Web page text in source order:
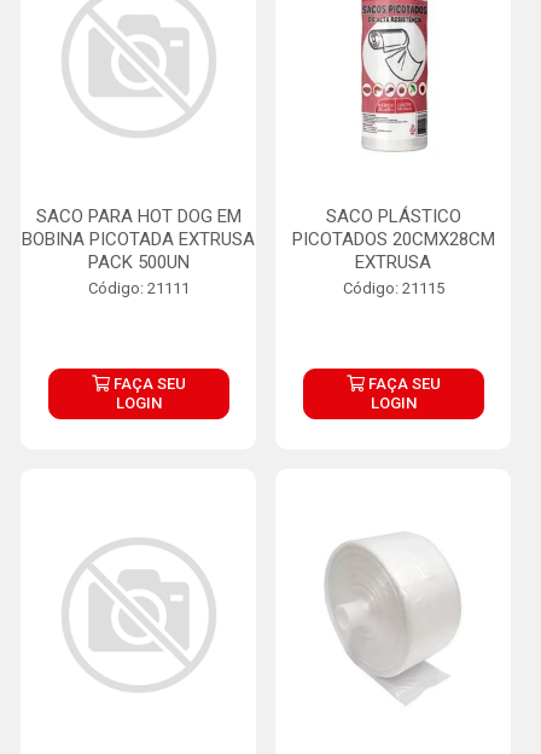
SACO PARA HOT DOG EM
BOBINA PICOTADA EXTRUSA
PACK 500UN
Código: 21111
FAÇA SEU
LOGIN
SACO PLÁSTICO
PICOTADOS 20CMX28CM
EXTRUSA
Código: 21115
FAÇA SEU
LOGIN